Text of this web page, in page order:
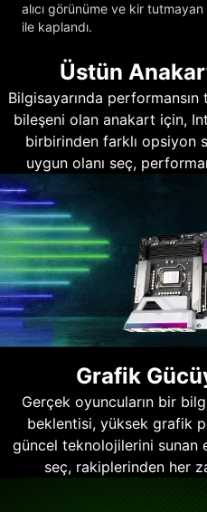
alıcı görünüme ve kir tutmayan
ile kaplandı.
Üstün
Bilgisayarında
bileşeni olan anakart için,
birbirinden farklı opsiyon
uygun olanı seç,
Grafik
Gerçek oyuncuların bir
beklentisi, yüksek grafik
güncel teknolojilerini sunan
seç, rakiplerinden her